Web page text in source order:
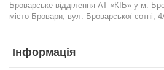
Броварське відділення АТ «КІБ» у м.
місто Бровари, вул. Броварської сотні,
Інформація